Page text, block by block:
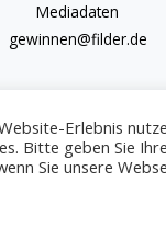
Mediadaten
gewinnen@filder.de
filder.de |
Erlebnis
Bitte geben Sie
Sie unsere